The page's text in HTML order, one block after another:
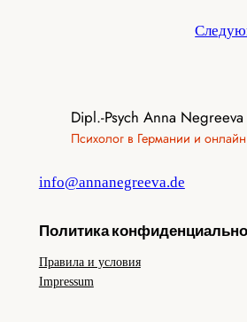
Dipl.-Psych Anna Negreeva
Психолог в Германии и онлайн
info@annanegreeva.de
Политика
Правила и условия
Impressum